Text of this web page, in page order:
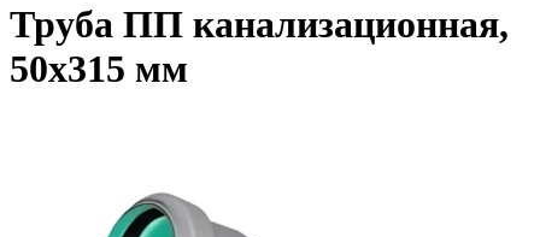
Труба ПП канализационная,
50х315 мм